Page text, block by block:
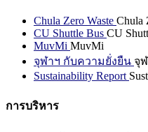
Chula Zero Waste Chula
CU Shuttle Bus CU
MuvMi MuvMi
จุฬาฯ กับความยั่งยืน จุ
Sustainability Report
การบริหาร